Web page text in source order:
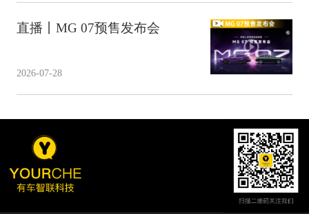
直播丨MG 07预售发布会
2026-07-28